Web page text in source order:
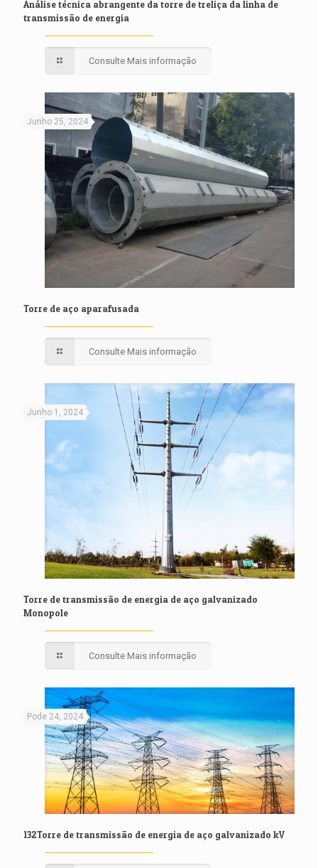
Análise técnica abrangente da torre de treliça da linha de
transmissão de energia
Consulte Mais informação
Junho 25, 2024
Torre de aço aparafusada
Consulte Mais informação
Junho 1, 2024
Torre de transmissão de energia de aço galvanizado
Monopole
Consulte Mais informação
Pode 24, 2024
132Torre de transmissão de energia de aço galvanizado kV